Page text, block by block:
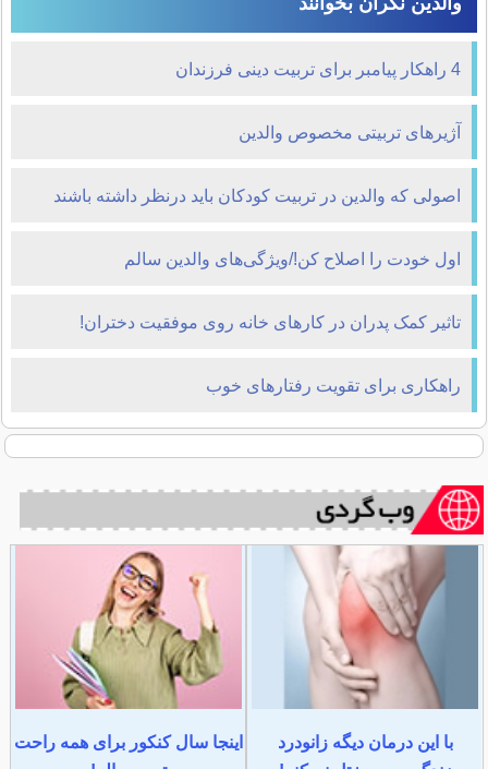
4 راهکار پیامبر برای تربیت دینی فرزندان
آژیرهای تربیتی مخصوص والدین
اصولی که والدین در تربیت کودکان باید درنظر داشته باشند
اول خودت را اصلاح کن!/ویژگی‌های والدین سالم
تاثیر کمک پدران در کارهای خانه روی موفقیت دختران!
راهکاری برای تقویت رفتارهای خوب
با این درمان دیگه زانودرد
اینجا سال کنکور برای همه راحت